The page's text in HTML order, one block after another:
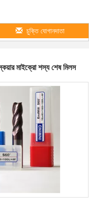
চুক্তি যোগানদাতা
মাইক্রো শস্য শেষ মিলস